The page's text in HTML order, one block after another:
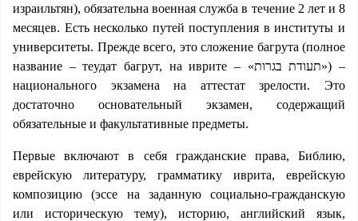
израильтян), обязательна военная служба в течение 2 лет и 8
месяцев. Есть несколько путей поступления в институты и
университеты. Прежде всего, это сложение багрута (полное
название – теудат багрут, на иврите – «תעודת בגרות») –
национального экзамена на аттестат зрелости. Это
достаточно основательный экзамен, содержащий
обязательные и факультативные предметы.
Первые включают в себя гражданские права, Библию,
еврейскую литературу, грамматику иврита, еврейскую
композицию (эссе на заданную социально-гражданскую
или историческую тему), историю, английский язык,